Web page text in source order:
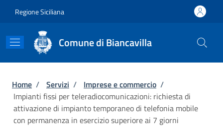
Regione Siciliana
Comune di Biancavilla
Briciole di pane
Home / Servizi / Imprese e commercio /
Impianti fissi per teleradiocomunicazioni: richiesta di
attivazione di impianto temporaneo di telefonia mobile
con permanenza in esercizio superiore ai 7 giorni